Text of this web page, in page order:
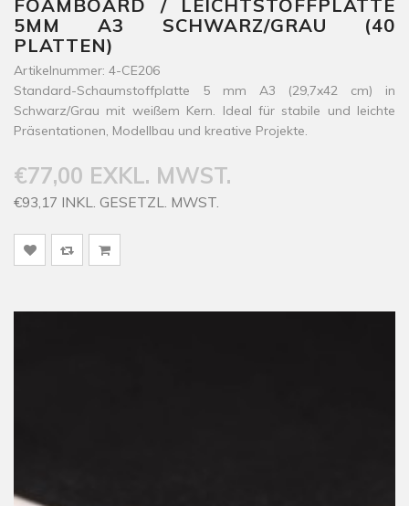
FOAMBOARD / LEICHTSTOFFPLATTE
5MM A3 SCHWARZ/GRAU (40
PLATTEN)
Artikelnummer: 4-CE206
Standard-Schaumstoffplatte 5 mm A3 (29,7x42 cm) in
Schwarz/Grau mit weißem Kern. Ideal für stabile und leichte
Präsentationen, Modellbau und kreative Projekte.
€77,00 EXKL. MWST.
€93,17 INKL. GESETZL. MWST.